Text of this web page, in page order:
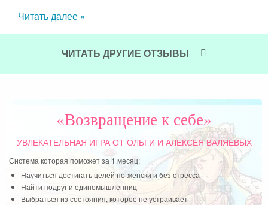
Читать далее »
ЧИТАТЬ ДРУГИЕ ОТЗЫВЫ
«Возвращение к себе»
УВЛЕКАТЕЛЬНАЯ ИГРАОТ ОЛЬГИ И АЛЕКСЕЯ ВАЛЯЕВЫХ
Система которая поможет за 1 месяц:
Научиться достигать целей по-женски и без стресса
Найти подруг и единомышленниц
Выбраться из состояния, которое не устраивает